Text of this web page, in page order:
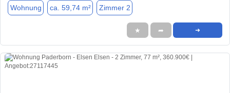
Wohnung ca. 59,74 m² Zimmer 2
★ ➦ ➜